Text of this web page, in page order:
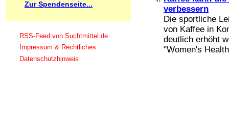
verbessern
Die sportliche
von Kaffee in
deutlich erhöht
"Women's
Alkoholsucht
Co-Abhängigkeit
Computersucht
Ess-Brechsucht
Essstörungen
Fernsehsucht
Zur Spendenseite...
RSS-Feed von Suchtmittel.de
Impressum & Rechtliches
Datenschutzhinweis